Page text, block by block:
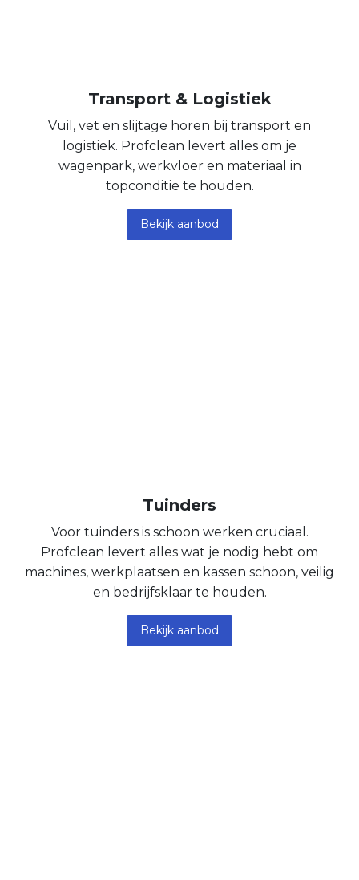
Transport & Logistiek
Vuil, vet en slijtage horen bij transport en
logistiek. Profclean levert alles om je
wagenpark, werkvloer en materiaal in
topconditie te houden.
Bekijk aanbod
Tuinders
Voor tuinders is schoon werken cruciaal.
Profclean levert alles wat je nodig hebt om
machines, werkplaatsen en kassen schoon, veilig
en bedrijfsklaar te houden.
Bekijk aanbod